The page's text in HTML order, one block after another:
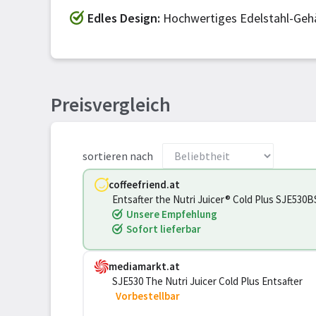
Edles Design Hochwertiges Edelstahl-
Preisvergleich
sortieren nach
coffeefriend.at
Entsafter the Nutri Juicer® Cold Plus
Unsere Empfehlung
Sofort lieferbar
mediamarkt.at
SJE530 The Nutri Juicer Cold Plus Entsafter
Vorbestellbar